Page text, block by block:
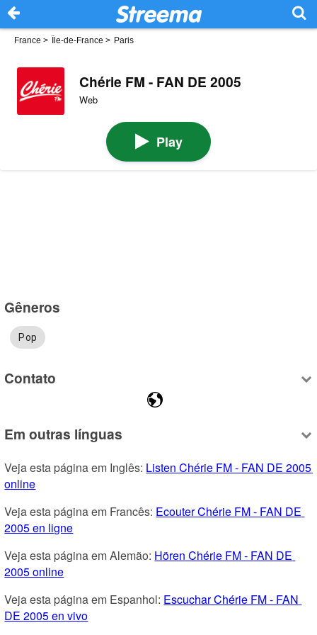
France > Île-de-France > Paris
Chérie FM - FAN DE 2005
Web
Play
Gêneros
Pop
Contato
Em outras línguas
Veja esta página em Inglês: Listen Chérie FM - FAN DE 2005
online
Veja esta página em Francês: Ecouter Chérie FM - FAN DE
2005 en ligne
Veja esta página em Alemão: Hören Chérie FM - FAN DE
2005 online
Veja esta página em Espanhol: Escuchar Chérie FM - FAN
DE 2005 en vivo